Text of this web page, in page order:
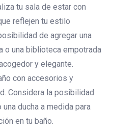
tu sala de estar con
reflejen tu estilo
de agregar una
o una biblioteca empotrada
y elegante.
con accesorios y
Considera la posibilidad
ducha a medida para
en tu baño.